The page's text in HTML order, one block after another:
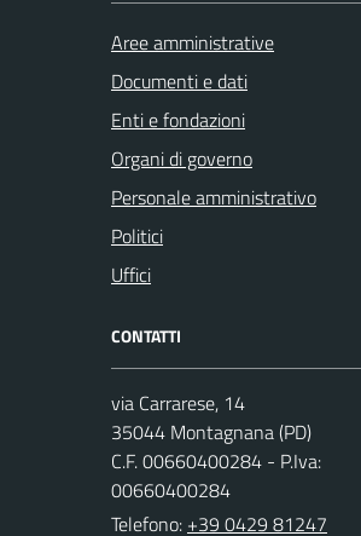
Aree amministrative
Documenti e dati
Enti e fondazioni
Organi di governo
Personale amministrativo
Politici
Uffici
CONTATTI
via Carrarese, 14
35044 Montagnana (PD)
C.F. 00660400284 - P.Iva:
00660400284
Telefono: +39 0429 81247